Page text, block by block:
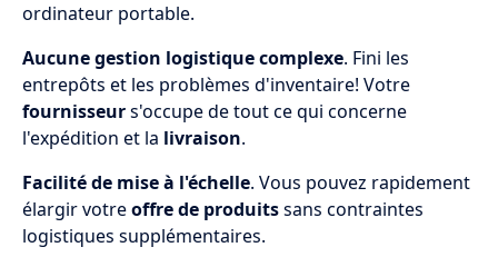
ordinateur portable.
Aucune gestion logistique complexe. Fini les
entrepôts et les problèmes d'inventaire! Votre
fournisseurs'occupe de tout ce qui concerne
l'expédition et la livraison.
Facilité de mise à l'échelle. Vous pouvez rapidement
élargir votreoffre de produitssans contraintes
logistiques supplémentaires.